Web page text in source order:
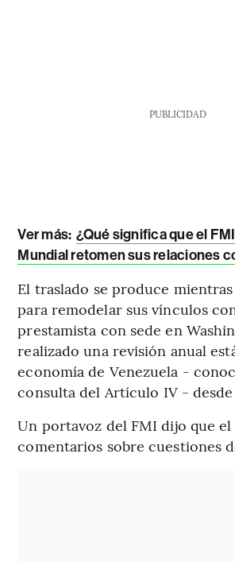
PUBLICIDAD
Ver más: ¿Qué significa que el
Mundial retomen sus relaciones
El traslado se produce
para remodelar sus vínculos
prestamista con sede en
realizado una revisión anual
economía de Venezuela -
consulta del Artículo IV -
Un portavoz del FMI dijo que
comentarios sobre cuestiones